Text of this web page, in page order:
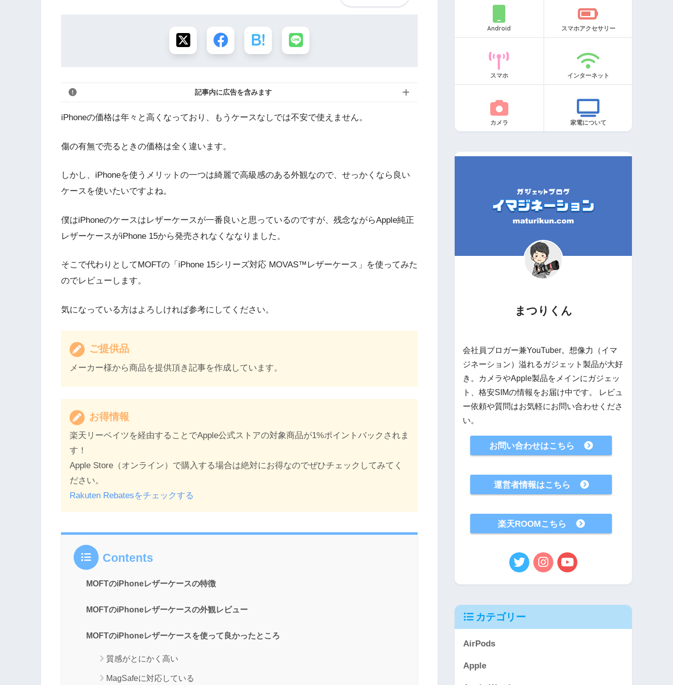
記事内に広告を含みます
iPhoneの価格は年々と高くなっており、もうケースなしでは不安で使えません。
傷の有無で売るときの価格は全く違います。
しかし、iPhoneを使うメリットの一つは綺麗で高級感のある外観なので、せっかくなら良い
ケースを使いたいですよね。
僕はiPhoneのケースはレザーケースが一番良いと思っているのですが、残念ながらApple純正
レザーケースがiPhone 15から発売されなくななりました。
そこで代わりとしてMOFTの「iPhone 15シリーズ対応 MOVAS™レザーケース」を使ってみた
のでレビューします。
気になっている方はよろしければ参考にしてください。
ご提供品
メーカー様から商品を提供頂き記事を作成しています。
お得情報
楽天リーベイツを経由することでApple公式ストアの対象商品が1%ポイントバックされま
す！
Apple Store（オンライン）で購入する場合は絶対にお得なのでぜひチェックしてみてく
ださい。
Rakuten Rebatesをチェックする
Contents
MOFTのiPhoneレザーケースの特徴
MOFTのiPhoneレザーケースの外観レビュー
MOFTのiPhoneレザーケースを使って良かったところ
質感がとにかく高い
MagSafeに対応している
Android スマホアクセサリー
スマホ インターネット
カメラ 家電について
まつりくん
会社員ブロガー兼YouTuber。想像力（イマ
ジネーション）溢れるガジェット製品が大好
き。カメラやApple製品をメインにガジェッ
ト、格安SIMの情報をお届け中です。 レビュ
ー依頼や質問はお気軽にお問い合わせくださ
い。
お問い合わせはこちら
運営者情報はこちら
楽天ROOMこちら
カテゴリー
AirPods
Apple